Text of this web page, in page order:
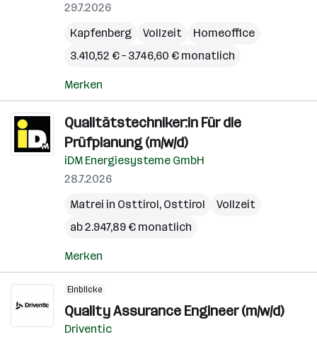
29.7.2026
Kapfenberg
Vollzeit
Homeoffice
3.410,52 € – 3.746,60 € monatlich
Merken
Qualitätstechniker:in Für die
Prüfplanung (m/w/d)
iDM Energiesysteme GmbH
28.7.2026
Matrei in Osttirol, Osttirol
Vollzeit
ab 2.947,89 € monatlich
Merken
Einblicke
Quality Assurance Engineer (m/w/d)
Driventic